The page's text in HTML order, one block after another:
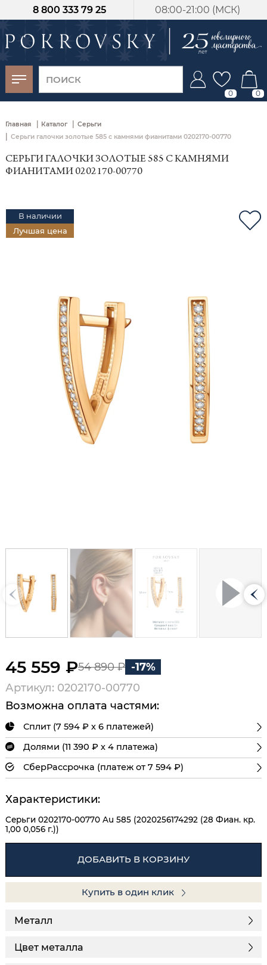
08:00-21:00 (МСК)
8 800 333 79 25
0 0
Главная | Каталог | Серьги
| Серьги галочки золотые 585 с камнями фианитами 0202170-00770
СЕРЬГИ ГАЛОЧКИ ЗОЛОТЫЕ 585 С КАМНЯМИ
ФИАНИТАМИ 0202170-00770
В наличии
Лучшая цена
45 559 ₽54 890 ₽ -17%
Артикул: 0202170-00770
Возможна оплата частями:
Сплит (7 594 ₽ х 6 платежей)
Долями (11 390 ₽ х 4 платежа)
СберРассрочка (платеж от 7 594 ₽)
Характеристики:
Серьги 0202170-00770 Au 585 (2020256174292 (28 Фиан. кр.
1,00 0,056 г.))
ДОБАВИТЬ В КОРЗИНУ
Купить в один клик
Металл
Цвет металла
-30%
от 15 дней с
момента оплаты